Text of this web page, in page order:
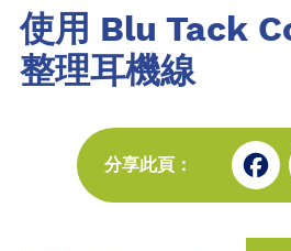
使用 Blu Tack
整理耳機線
分享此頁：